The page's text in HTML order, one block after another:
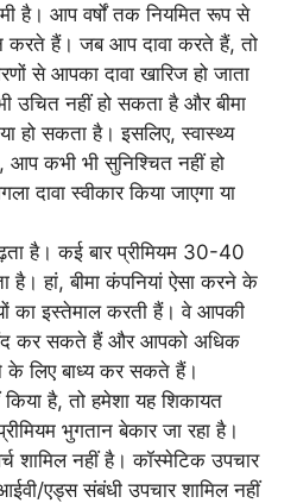
है। आप वर्षों तक नियमित रूप से
करते हैं। जब आप दावा करते हैं, तो
से आपका दावा खारिज हो जाता
उचित नहीं हो सकता है और बीमा
हो सकता है। इसलिए, स्वास्थ्य
आप कभी भी सुनिश्चित नहीं हो
दावा स्वीकार किया जाएगा या
है। कई बार प्रीमियम 30-40
है। हां, बीमा कंपनियां ऐसा करने के
का इस्तेमाल करती हैं। वे आपकी
बंद कर सकते हैं और आपको अधिक
के लिए बाध्य कर सकते हैं।
किया है, तो हमेशा यह शिकायत
भुगतान बेकार जा रहा है।
शामिल नहीं है। कॉस्मेटिक उपचार
एड्स संबंधी उपचार शामिल नहीं